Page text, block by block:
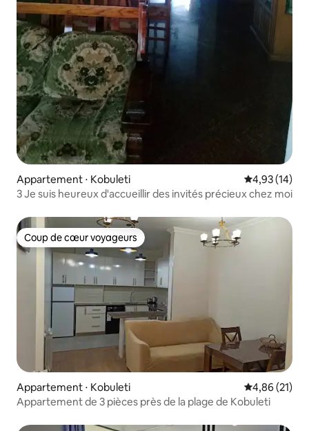
Appartement ⋅ Kobuleti Évaluation
4,93 (14)
3 Je suis heureux d'accueillir des invités précieux chez moi
Coup de cœur voyageurs
Coup de cœur voyageurs
Appartement ⋅ Kobuleti Évaluation
4,86 (21)
Appartement de 3 pièces près de la plage de Kobuleti